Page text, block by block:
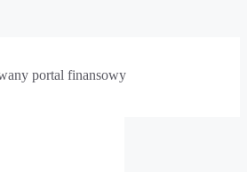
portal finansowy